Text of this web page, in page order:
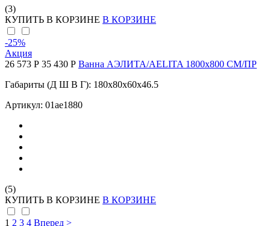
(3)
КУПИТЬ В КОРЗИНЕ В КОРЗИНЕ
-25%
Акция
26 573 Р 35 430 Р Ванна АЭЛИТА/AELITA 1800х800 СМ/ПР
Габариты (Д Ш В Г): 180x80x60x46.5
Артикул: 01ае1880
(5)
КУПИТЬ В КОРЗИНЕ В КОРЗИНЕ
1 2 3 4 Вперед >